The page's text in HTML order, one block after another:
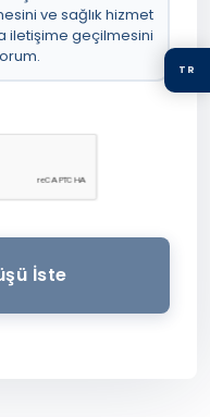
TR
ve sağlık hizmet
iletişime geçilmesini
İste